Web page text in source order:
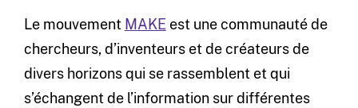
Le mouvement MAKE est une communauté de
chercheurs, d’inventeurs et de créateurs de
divers horizons qui se rassemblent et qui
s’échangent de l’information sur différentes